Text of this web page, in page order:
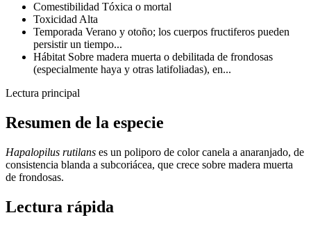
Comestibilidad Tóxica o mortal
Toxicidad Alta
Temporada Verano y otoño; los cuerpos fructiferos pueden
persistir un tiempo...
Hábitat Sobre madera muerta o debilitada de frondosas
(especialmente haya y otras latifoliadas), en...
Lectura principal
Resumen de la especie
Hapalopilus rutilans es un poliporo de color canela a anaranjado, de
consistencia blanda a subcoriácea, que crece sobre madera muerta
de frondosas.
Lectura rápida